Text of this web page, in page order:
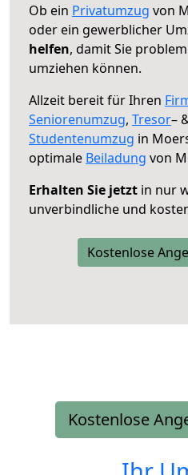
Ob ein Privatumzug von
oder ein gewerblicher
helfen, damit Sie
umziehen können.
Allzeit bereit für Ihren
Seniorenumzug, Tresor–
Studentenumzug in
optimale Beiladung von
Erhalten Sie jetzt in nur
unverbindliche und
Kostenlose
Kostenlose